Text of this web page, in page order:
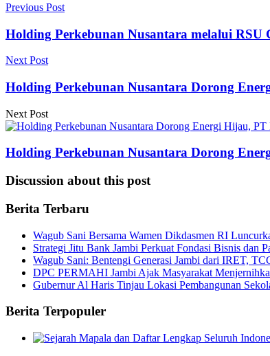
Previous Post
Holding Perkebunan Nusantara melalui
Next Post
Holding Perkebunan Nusantara Dorong
Next Post
Holding Perkebunan Nusantara Dorong
Discussion about this post
Berita Terbaru
Wagub Sani Bersama Wamen Dikdasmen RI
Strategi Jitu Bank Jambi Perkuat Fondasi Bisnis dan
Wagub Sani: Bentengi Generasi Jambi dari IRET,
DPC PERMAHI Jambi Ajak Masyarakat
Gubernur Al Haris Tinjau Lokasi Pembangunan
Berita Terpopuler